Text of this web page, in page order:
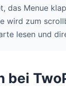
das Menue
wird zum
lesen und
bei